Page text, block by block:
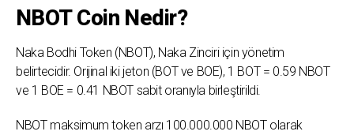
NBOT Coin Nedir?
Naka Bodhi Token (NBOT), Naka Zinciri için yönetim
belirtecidir. Orijinal iki jeton (BOT ve BOE), 1 BOT = 0.59 NBOT
ve 1 BOE = 0.41 NBOT sabit oranıyla birleştirildi.
NBOT maksimum token arzı 100.000.000 NBOT olarak